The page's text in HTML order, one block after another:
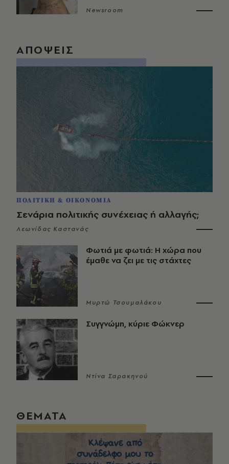
Newsroom
ΑΠΟΨΕΙΣ
ΠΟΛΙΤΙΚΗ & ΟΙΚΟΝΟΜΙΑ
Σενάρια πολιτικής συνέχειας ή αλλαγής;
Λεωνίδας Καστανάς
Φωτιά με φωτιά: Η χώρα που
έμαθε να ζει με τις στάχτες
Μυρτώ Τσουμαλάκου
Συγγνώμη, κύριε Φώκνερ
Ντίνα Σαρακηνού
ΘΕΜΑΤΑ